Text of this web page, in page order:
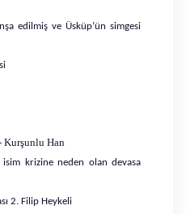
edilmiş ve Üsküp’ün simgesi
Kurşunlu Han
isim krizine neden olan devasa
2. Filip Heykeli